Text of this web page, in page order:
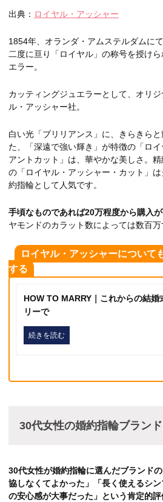
出典： ロイヤル・アッシャー
1854年、オランダ・アムステルダムに
二度に亘り「ロイヤル」の称号を授け
エラー。
カッティングジュエラーとして、オリ
ル・アッシャー社。
白い光「ブリリアンス」に、きらきら
た、「深遠で強い輝き」が特徴の「ロ
アントカット」は、華やかな美しさ。
の「ロイヤル・アッシャー・カット」
約指輪として人気です。
手頃なものであれば20万程度から購入
ヤモンドのカラット数によっては数百万
ロイヤル・アッシャーについて
する
HOW TO MARRY｜これからの結
リーで
続きを読む
30代女性の婚約指輪ブラン
30代女性が婚約指輪に選んだブランド
協しなくてよかった」「長く使えるシ
の安心感が大事だった」という肯定的